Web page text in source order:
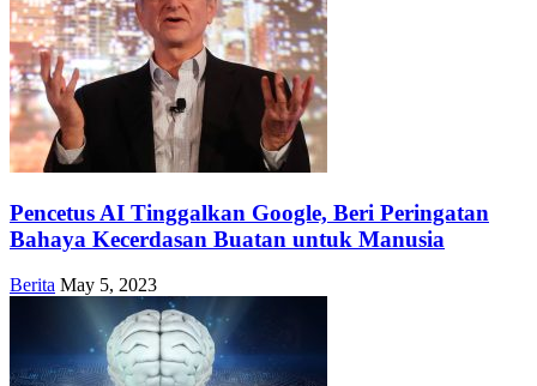
Pencetus AI Tinggalkan Google, Beri Peringatan
Bahaya Kecerdasan Buatan untuk Manusia
Berita May 5, 2023